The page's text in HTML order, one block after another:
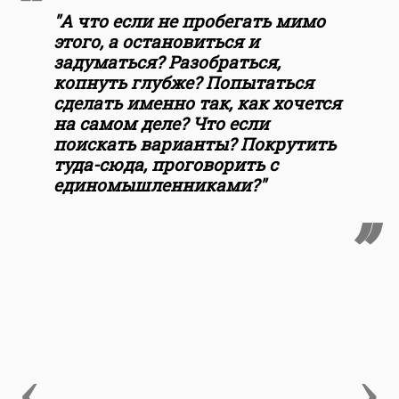
"А что если не пробегать мимо
этого, а остановиться и
задуматься? Разобраться,
копнуть глубже? Попытаться
сделать именно так, как хочется
на самом деле? Что если
поискать варианты? Покрутить
туда-сюда, проговорить с
единомышленниками?"